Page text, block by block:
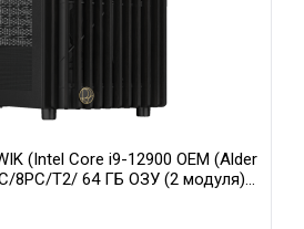
(Intel Core i9-12900 OEM (Alder
8PC/T2/ 64 ГБ ОЗУ (2 модуля)/
3X OC 16GB GDDR7 256bit 3xDP